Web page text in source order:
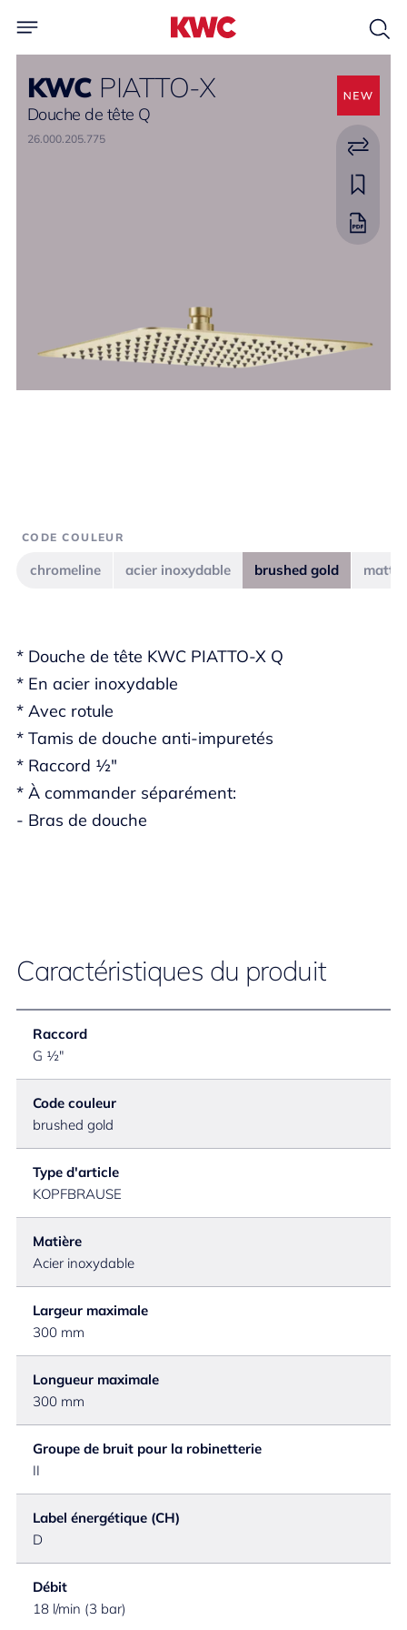
KWC PIATTO-X
Douche de tête Q
26.000.205.775
* Douche de tête KWC PIATTO-X Q
* En acier inoxydable
* Avec rotule
* Tamis de douche anti-impuretés
* Raccord ½"
* À commander séparément:
- Bras de douche
CODE COULEUR
chromeline acier inoxydable brushed gold matt
Caractéristiques du produit
Raccord
G ½"
Code couleur
brushed gold
Type d'article
KOPFBRAUSE
Matière
Acier inoxydable
Largeur maximale
300 mm
Longueur maximale
300 mm
Groupe de bruit pour la robinetterie
II
Label énergétique (CH)
D
Débit
18 l/min (3 bar)